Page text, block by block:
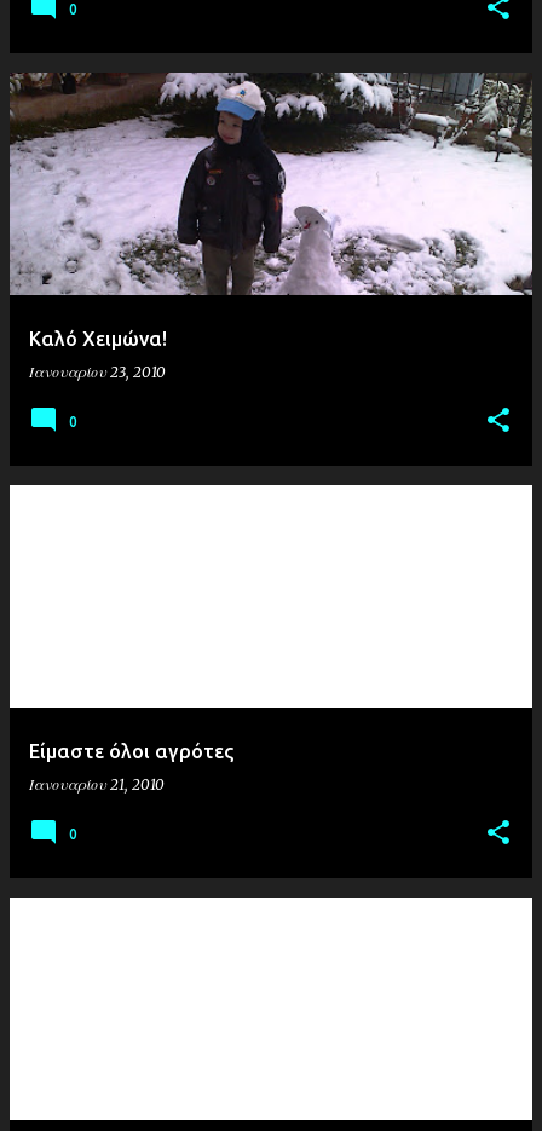
0
Καλό Χειμώνα!
Ιανουαρίου 23, 2010
0
Είμαστε όλοι αγρότες
Ιανουαρίου 21, 2010
0